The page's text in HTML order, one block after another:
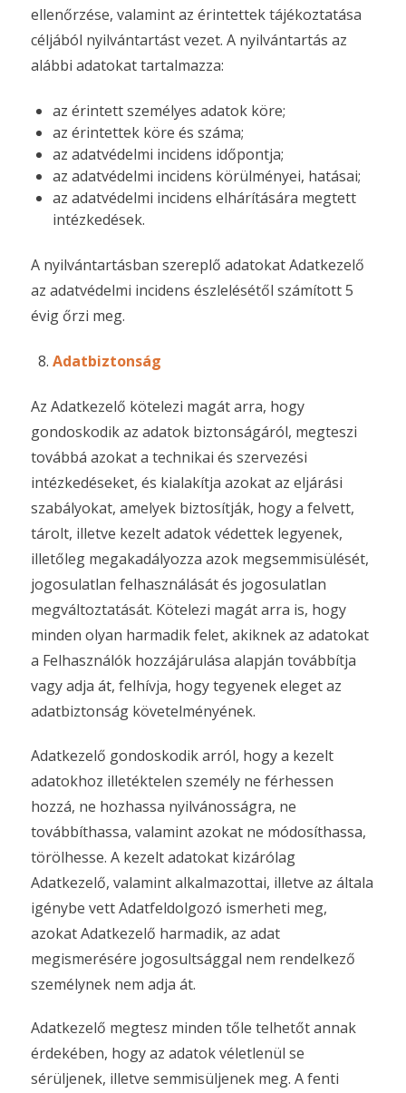
ellenőrzése, valamint az érintettek tájékoztatása
céljából nyilvántartást vezet. A nyilvántartás az
alábbi adatokat tartalmazza:
az érintett személyes adatok köre;
az érintettek köre és száma;
az adatvédelmi incidens időpontja;
az adatvédelmi incidens körülményei, hatásai;
az adatvédelmi incidens elhárítására megtett
intézkedések.
A nyilvántartásban szereplő adatokat Adatkezelő
az adatvédelmi incidens észlelésétől számított 5
évig őrzi meg.
Adatbiztonság
Az Adatkezelő kötelezi magát arra, hogy
gondoskodik az adatok biztonságáról, megteszi
továbbá azokat a technikai és szervezési
intézkedéseket, és kialakítja azokat az eljárási
szabályokat, amelyek biztosítják, hogy a felvett,
tárolt, illetve kezelt adatok védettek legyenek,
illetőleg megakadályozza azok megsemmisülését,
jogosulatlan felhasználását és jogosulatlan
megváltoztatását. Kötelezi magát arra is, hogy
minden olyan harmadik felet, akiknek az adatokat
a Felhasználók hozzájárulása alapján továbbítja
vagy adja át, felhívja, hogy tegyenek eleget az
adatbiztonság követelményének.
Adatkezelő gondoskodik arról, hogy a kezelt
adatokhoz illetéktelen személy ne férhessen
hozzá, ne hozhassa nyilvánosságra, ne
továbbíthassa, valamint azokat ne módosíthassa,
törölhesse. A kezelt adatokat kizárólag
Adatkezelő, valamint alkalmazottai, illetve az általa
igénybe vett Adatfeldolgozó ismerheti meg,
azokat Adatkezelő harmadik, az adat
megismerésére jogosultsággal nem rendelkező
személynek nem adja át.
Adatkezelő megtesz minden tőle telhetőt annak
érdekében, hogy az adatok véletlenül se
sérüljenek, illetve semmisüljenek meg. A fenti